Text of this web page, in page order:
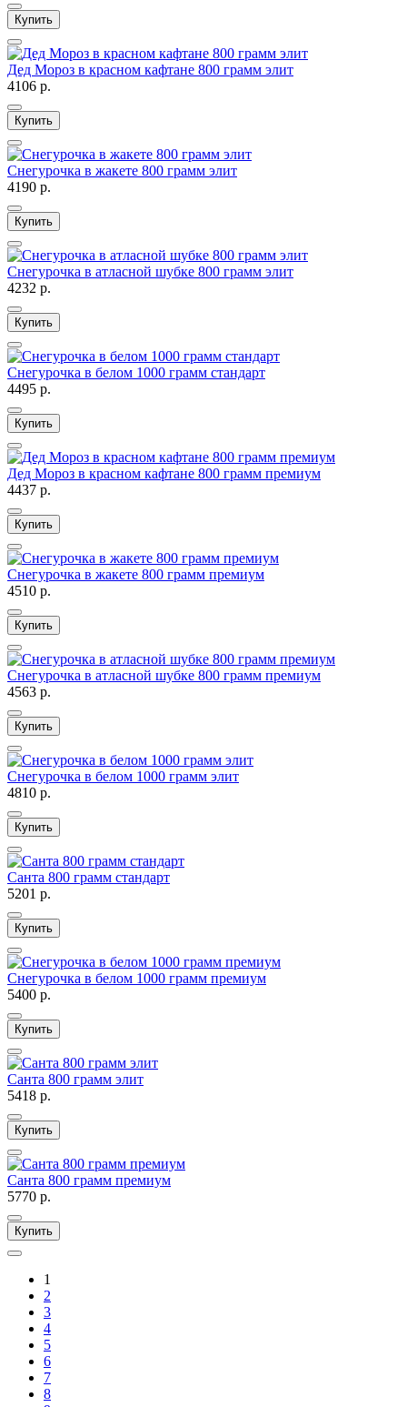
Купить
Дед Мороз в красном кафтане 800 грамм элит
4106 р.
Купить
Снегурочка в жакете 800 грамм элит
4190 р.
Купить
Снегурочка в атласной шубке 800 грамм элит
4232 р.
Купить
Снегурочка в белом 1000 грамм стандарт
4495 р.
Купить
Дед Мороз в красном кафтане 800 грамм премиум
4437 р.
Купить
Снегурочка в жакете 800 грамм премиум
4510 р.
Купить
Снегурочка в атласной шубке 800 грамм премиум
4563 р.
Купить
Снегурочка в белом 1000 грамм элит
4810 р.
Купить
Санта 800 грамм стандарт
5201 р.
Купить
Снегурочка в белом 1000 грамм премиум
5400 р.
Купить
Санта 800 грамм элит
5418 р.
Купить
Санта 800 грамм премиум
5770 р.
Купить
1
2
3
4
5
6
7
8